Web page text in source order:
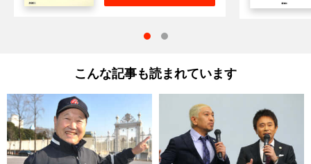
こんな記事も読まれています